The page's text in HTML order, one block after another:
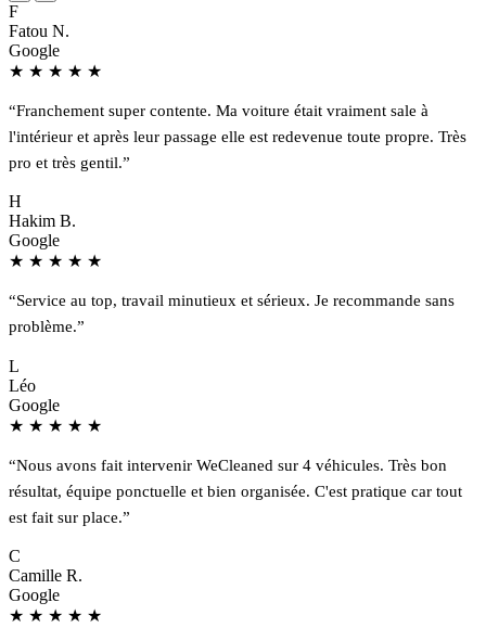
F
Fatou N.
Google
★ ★ ★ ★ ★
“Franchement super contente. Ma voiture était vraiment sale à
l'intérieur et après leur passage elle est redevenue toute propre. Très
pro et très gentil.”
H
Hakim B.
Google
★ ★ ★ ★ ★
“Service au top, travail minutieux et sérieux. Je recommande sans
problème.”
L
Léo
Google
★ ★ ★ ★ ★
“Nous avons fait intervenir WeCleaned sur 4 véhicules. Très bon
résultat, équipe ponctuelle et bien organisée. C'est pratique car tout
est fait sur place.”
C
Camille R.
Google
★ ★ ★ ★ ★